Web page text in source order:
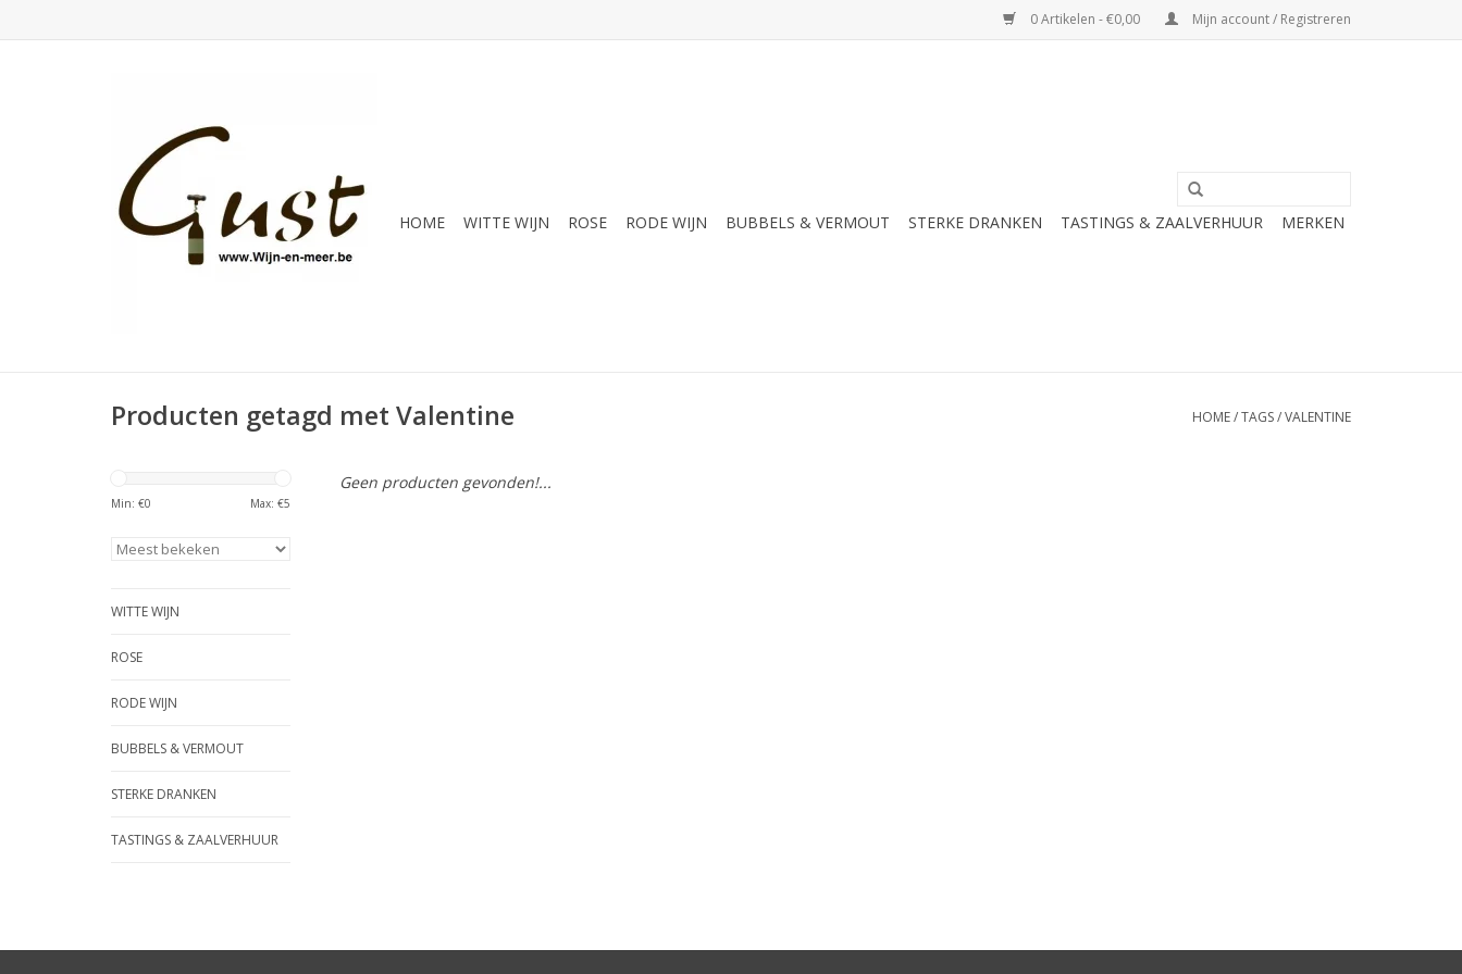
0 Artikelen - €0,00 Mijn account / Registreren
HOME WITTE WIJN ROSE RODE WIJN BUBBELS & VERMOUT STERKE DRANKEN TASTINGS & ZAALVERHUUR MERKEN
Producten getagd met Valentine HOME/TAGS/VALENTINE
Min: €0 Max: €5
WITTE WIJN
ROSE
RODE WIJN
BUBBELS & VERMOUT
STERKE DRANKEN
TASTINGS & ZAALVERHUUR
Geen producten gevonden!...